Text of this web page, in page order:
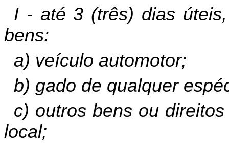
I - até 3 (três) dias
bens:
a) veículo automotor;
b) gado de qualquer
c) outros bens ou
local;